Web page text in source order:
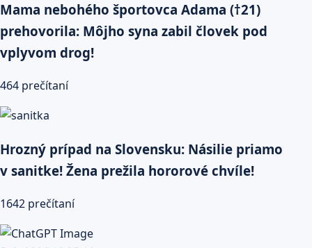
Mama nebohého športovca Adama (†21)
prehovorila: Môjho syna zabil človek pod
vplyvom drog!
464 prečítaní
Hrozný prípad na Slovensku: Násilie priamo
v sanitke! Žena prežila hororové chvíle!
1642 prečítaní